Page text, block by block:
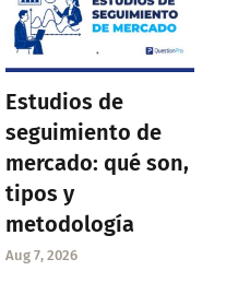
Estudios de
seguimiento de
mercado: qué son,
tipos y
metodología
Aug 7, 2026